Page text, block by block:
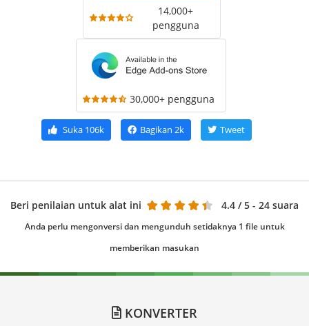
14,000+
pengguna
30,000+ pengguna
Suka106k Bagikan 2k Tweet
Beri penilaian untuk alat ini 4.4 / 5 - 24 suara
Anda perlu mengonversi dan mengunduh setidaknya 1 file untuk
memberikan masukan
KONVERTER